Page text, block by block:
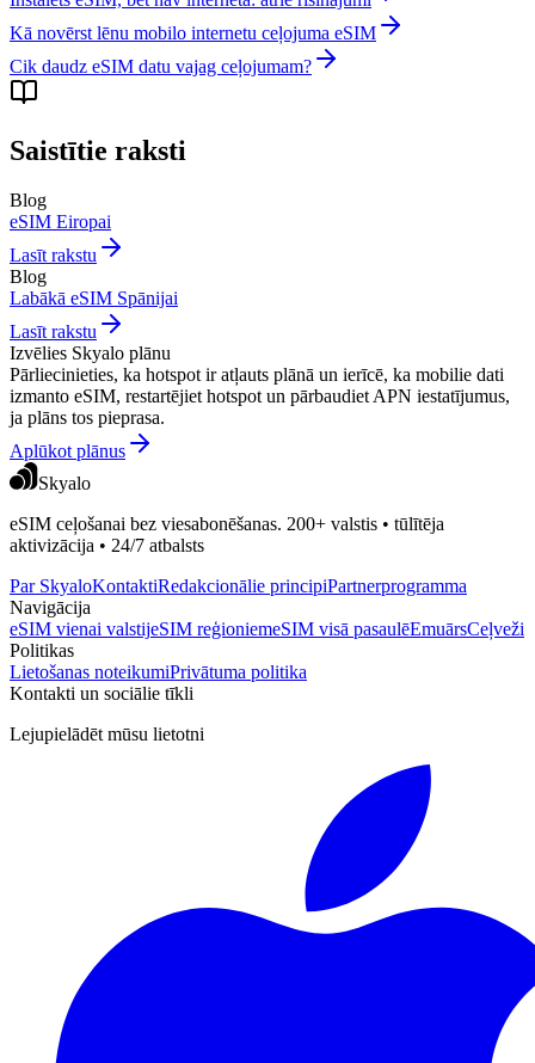
Kā novērst lēnu mobilo internetu ceļojuma eSIM
Cik daudz eSIM datu vajag ceļojumam?
Saistītie raksti
Blog
eSIM Eiropai
Lasīt rakstu
Blog
Labākā eSIM Spānijai
Lasīt rakstu
Izvēlies Skyalo plānu
Pārliecinieties, ka hotspot ir atļauts plānā un ierīcē, ka mobilie dati
izmanto eSIM, restartējiet hotspot un pārbaudiet APN iestatījumus,
ja plāns tos pieprasa.
Aplūkot plānus
Skyalo
eSIM ceļošanai bez viesabonēšanas. 200+ valstis • tūlītēja
aktivizācija • 24/7 atbalsts
Par SkyaloKontaktiRedakcionālie principiPartnerprogramma
Navigācija
eSIM vienai valstijeSIM reģioniemeSIM visā pasaulēEmuārsCeļveži
Politikas
Lietošanas noteikumiPrivātuma politika
Kontakti un sociālie tīkli
Lejupielādēt mūsu lietotni